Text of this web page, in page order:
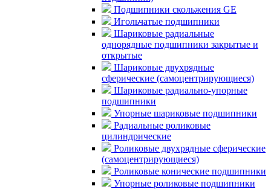
Подшипники скольжения GE
Игольчатые подшипники
Шариковые радиальные
однорядные подшипники закрытые и
открытые
Шариковые двухрядные
сферические (самоцентрирующиеся)
Шариковые радиально-упорные
подшипники
Упорные шариковые подшипники
Радиальные роликовые
цилиндрические
Роликовые двухрядные сферические
(самоцентрирующиеся)
Роликовые конические подшипники
Упорные роликовые подшипники